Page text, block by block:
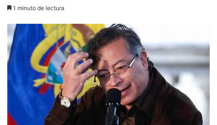
1 minuto de lectura